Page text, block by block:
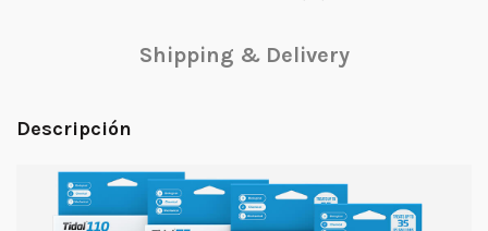
Shipping & Delivery
Descripción